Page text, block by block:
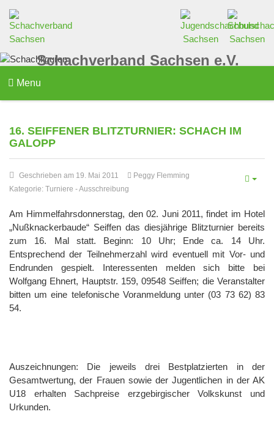
Schachverband Sachsen e.V.
Menu
16. SEIFFENER BLITZTURNIER: SCHACH IM
GALOPP
Geschrieben am 19. Mai 2011
Peggy Flemming
Kategorie: Turniere -Ausschreibung
Am Himmelfahrsdonnerstag, den 02. Juni 2011, findet im Hotel
„Nußknackerbaude“ Seiffen das diesjährige Blitzturnier bereits
zum 16. Mal statt. Beginn: 10 Uhr; Ende ca. 14 Uhr.
Entsprechend der Teilnehmerzahl wird eventuell mit Vor- und
Endrunden gespielt. Interessenten melden sich bitte bei
Wolfgang Ehnert, Hauptstr. 159, 09548 Seiffen; die Veranstalter
bitten um eine telefonische Voranmeldung unter (03 73 62) 83
54.
Auszeichnungen: Die jeweils drei Bestplatzierten in der
Gesamtwertung, der Frauen sowie der Jugentlichen in der AK
U18 erhalten Sachpreise erzgebirgischer Volkskunst und
Urkunden.